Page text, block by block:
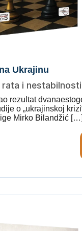
Ukrajinu
rata i nestabilnosti
rezultat
o „ukrajinskoj
Mirko Bilandžić […]